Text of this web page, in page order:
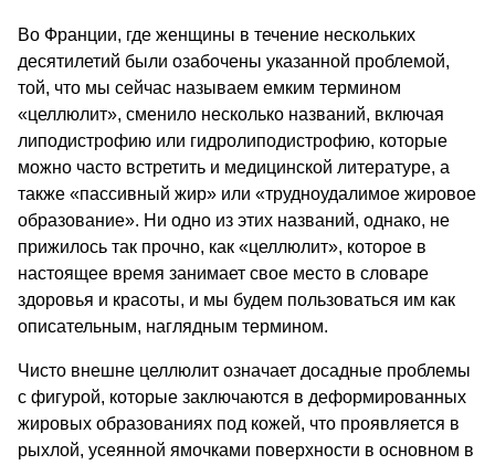
Во Франции, где женщины в течение нескольких
десятилетий были озабочены указанной проблемой,
той, что мы сейчас называем емким термином
«целлюлит», сменило несколько названий, включая
липодистрофию или гидролиподистрофию, которые
можно часто встретить и медицинской литературе, а
также «пассивный жир» или «трудноудалимое жировое
образование». Ни одно из этих названий, однако, не
прижилось так прочно, как «целлюлит», которое в
настоящее время занимает свое место в словаре
здоровья и красоты, и мы будем пользоваться им как
описательным, наглядным термином.
Чисто внешне целлюлит означает досадные проблемы
с фигурой, которые заключаются в деформированных
жировых образованиях под кожей, что проявляется в
рыхлой, усеянной ямочками поверхности в основном в